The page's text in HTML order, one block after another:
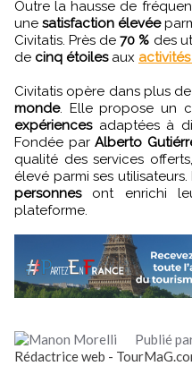
Outre la hausse de fréquentation, les données soulignent
une satisfaction élevée
Civitatis. Près de70 % des
de cinq étoilesaux
Civitatis opère dans plus de
monde. Elle propose un
expériencesadaptées à
Fondée parAlberto
qualité des services
élevé parmi ses utilisateurs.
personnesont enrichi
plateforme.
Publié
Rédactrice web -